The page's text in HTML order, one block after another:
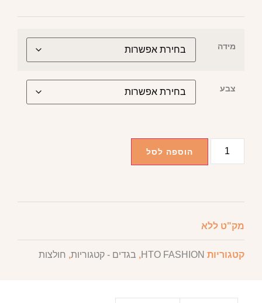
מידה
צבע
הוספה לסל
מק"ט ללא
קטגוריות HTO FASHION
, בגדים - קטגוריות, חולצות